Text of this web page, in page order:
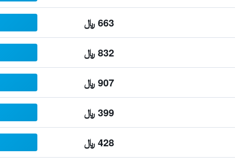
663 ﷼
832 ﷼
907 ﷼
399 ﷼
428 ﷼